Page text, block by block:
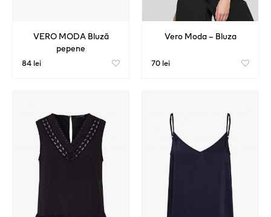
VERO MODA Bluză
pepene
84 lei
Vero Moda – Bluza
70 lei